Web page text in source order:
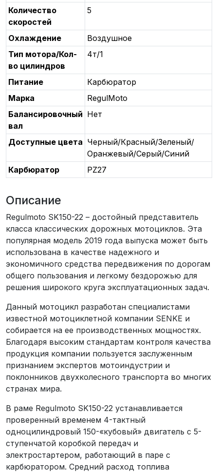
Количество
скоростей
5
Охлаждение
Воздушное
Тип мотора/Кол-
во цилиндров
4т/1
Питание
Карбюратор
Марка
RegulMoto
Балансировочный
вал
Нет
Доступные цвета Черный/Красный/Зеленый/
Оранжевый/Серый/Синий
Карбюратор
PZ27
Описание
Regulmoto SK150-22 – достойный представитель
класса классических дорожных мотоциклов. Эта
популярная модель 2019 года выпуска может быть
использована в качестве надежного и
экономичного средства передвижения по дорогам
общего пользования и легкому бездорожью для
решения широкого круга эксплуатационных задач.
Данный мотоцикл разработан специалистами
известной мотоциклетной компании SENKE и
собирается на ее производственных мощностях.
Благодаря высоким стандартам контроля качества
продукция компании пользуется заслуженным
признанием экспертов мотоиндустрии и
поклонников двухколесного транспорта во многих
странах мира.
В раме Regulmoto SK150-22 устанавливается
проверенный временем 4-тактный
одноцилиндровый 150-«кубовый» двигатель с 5-
ступенчатой коробкой передач и
электростартером, работающий в паре с
карбюратором. Средний расход топлива